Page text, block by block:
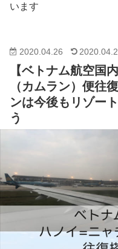
います
2020.04.26
【ベトナム航空国
（カムラン）便往
ンは今後もリゾー
う